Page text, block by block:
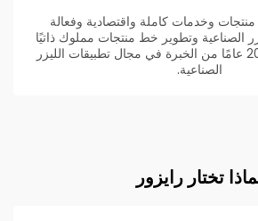
منتجات وخدمات كاملة واقتصادية وفعالة
الصناعية وتطوير خط منتجات مملوك ذاتيًا
يعتمد على أكثر من 20 عامًا من الخبرة في مجال تطبيقات الليزر
الصناعية.
تختار رايزور